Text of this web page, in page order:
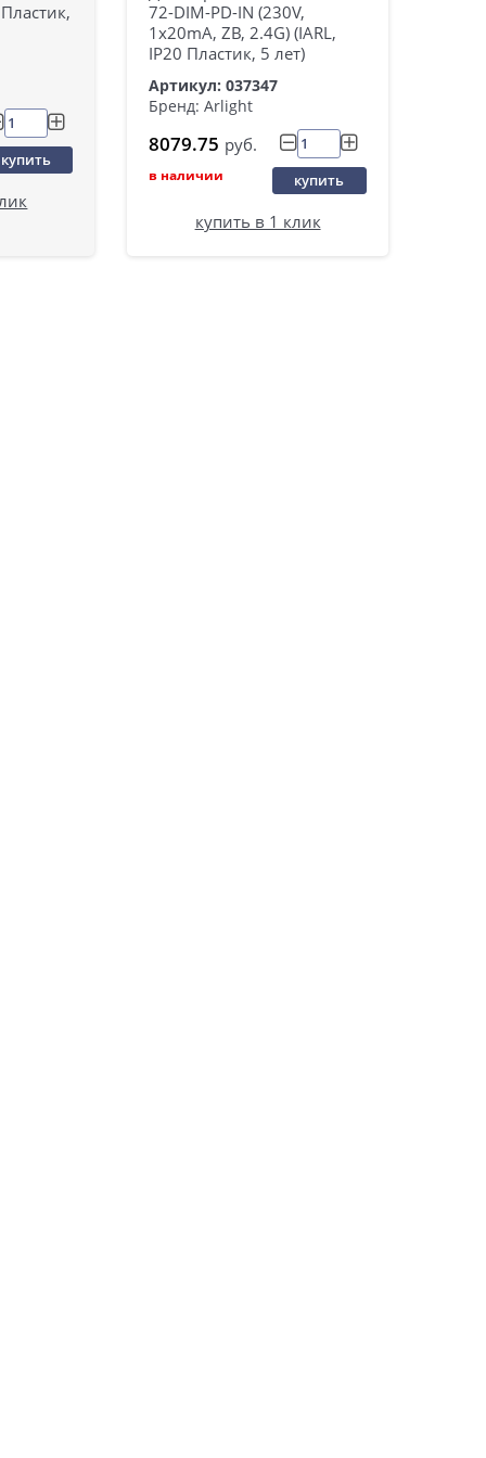
купить
72-DIM-PD-IN (230V,
1x20mA, ZB, 2.4G) (IARL,
IP20 Пластик, 5 лет)
Артикул: 037347
Бренд: Arlight
8079.75 руб.
в наличии купить
купить в 1 клик